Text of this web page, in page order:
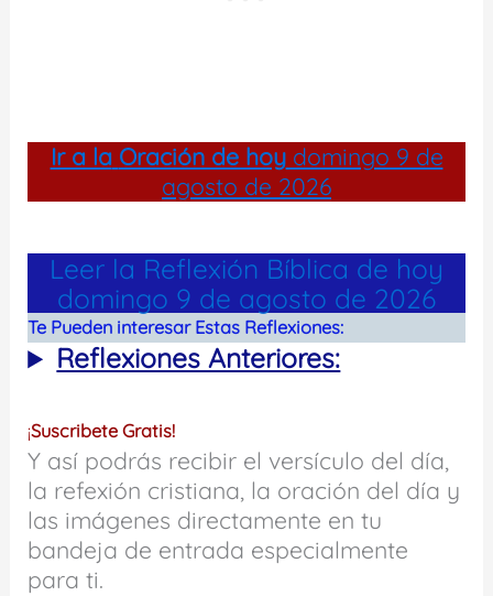
Ir a la Oración de hoydomingo 9 de
agosto de 2026
Leer la Reflexión Bíblica de hoy
domingo 9 de agosto de 2026
Te Pueden interesar Estas Reflexiones:
Reflexiones Anteriores:
¡Suscribete Gratis!
Y así podrás recibir el versículo del día,
la refexión cristiana, la oración del día y
las imágenes directamente en tu
bandeja de entrada especialmente
para ti.